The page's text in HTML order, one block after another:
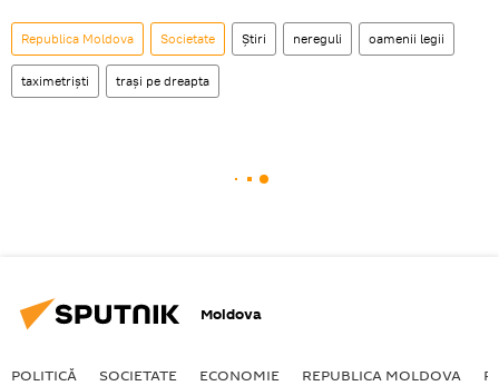
Republica Moldova Societate Știri nereguli oamenii legii
taximetriști trași pe dreapta
Moldova
POLITICĂ SOCIETATE ECONOMIE REPUBLICA MOLDOVA